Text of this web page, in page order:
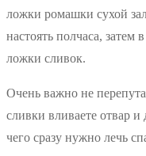
ложки ромашки сухой
настоять полчаса,
ложки сливок.
Очень важно не
сливки вливаете отвар
чего сразу нужно лечь